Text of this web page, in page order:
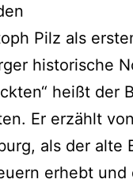
Pilz als
historische
heißt der
Er erzählt
als der alte
erhebt und